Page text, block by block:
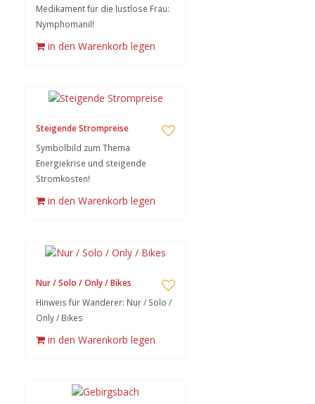
Medikament für die lustlose Frau:
Nymphomanil!
in den Warenkorb legen
Steigende Strompreise
Symbolbild zum Thema
Energiekrise und steigende
Stromkosten!
in den Warenkorb legen
Nur / Solo / Only / Bikes
Hinweis für Wanderer: Nur / Solo /
Only / Bikes
in den Warenkorb legen